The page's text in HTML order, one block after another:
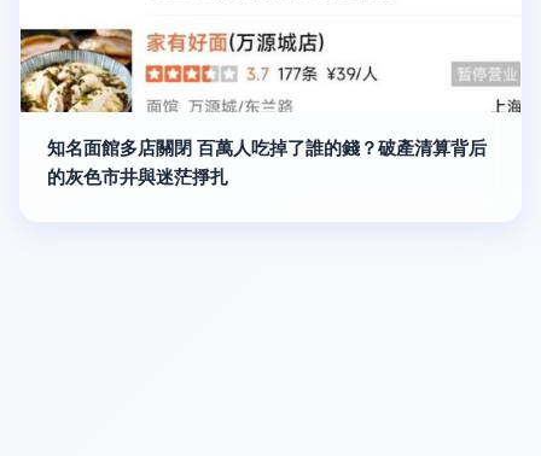
知名面館多店關閉 百萬人吃掉了誰的錢？破產清算背后
的灰色市井與迷茫掙扎